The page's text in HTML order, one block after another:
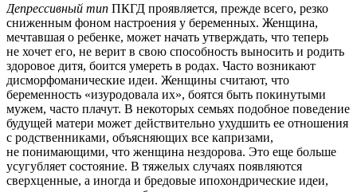
Депрессивный тип ПКГД проявляется, прежде всего, резко
сниженным фоном настроения у беременных. Женщина,
мечтавшая о ребенке, может начать утверждать, что теперь
не хочет его, не верит в свою способность выносить и родить
здоровое дитя, боится умереть в родах. Часто возникают
дисморфоманические идеи. Женщины считают, что
беременность «изуродовала их», боятся быть покинутыми
мужем, часто плачут. В некоторых семьях подобное поведение
будущей матери может действительно ухудшить ее отношения
с родственниками, объясняющих все капризами,
не понимающими, что женщина нездорова. Это еще больше
усугубляет состояние. В тяжелых случаях появляются
сверхценные, а иногда и бредовые ипохондрические идеи,